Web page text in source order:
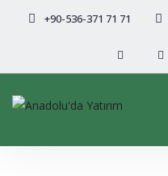
+90-536-371 71 71